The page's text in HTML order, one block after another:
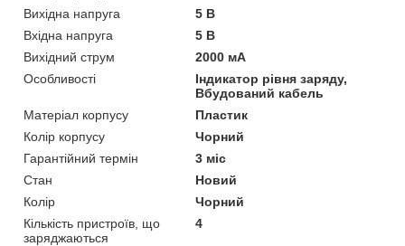
Вихідна напруга
5 В
Вхідна напруга
5 В
Вихідний струм
2000 мА
Особливості
Індикатор рівня заряду,
Вбудований кабель
Матеріал корпусу
Пластик
Колір корпусу
Чорний
Гарантійний термін
3 міс
Стан
Новий
Колір
Чорний
Кількість пристроїв, що
заряджаються
4